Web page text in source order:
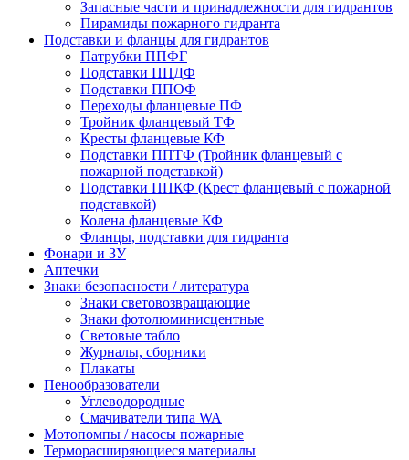
Запасные части и принадлежности для гидрантов
Пирамиды пожарного гидранта
Подставки и фланцы для гидрантов
Патрубки ППФГ
Подставки ППДФ
Подставки ППОФ
Переходы фланцевые ПФ
Тройник фланцевый ТФ
Кресты фланцевые КФ
Подставки ППТФ (Тройник фланцевый с
пожарной подставкой)
Подставки ППКФ (Крест фланцевый с пожарной
подставкой)
Колена фланцевые КФ
Фланцы, подставки для гидранта
Фонари и ЗУ
Аптечки
Знаки безопасности / литература
Знаки световозвращающие
Знаки фотолюминисцентные
Световые табло
Журналы, сборники
Плакаты
Пенообразователи
Углеводородные
Смачиватели типа WA
Мотопомпы / насосы пожарные
Терморасширяющиеся материалы